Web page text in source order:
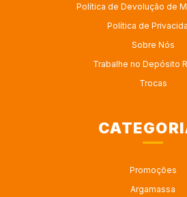
Política de Devolução de
Política de
Sobre Nós
Trabalhe no Depósito
Trocas
Promoções
Argamassa